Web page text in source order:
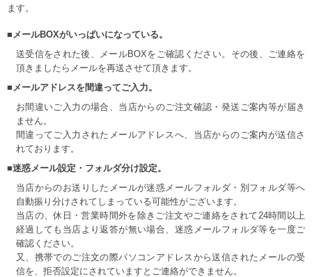
ます。
■メールBOXがいっぱいになっている。
送受信をされた後、メールBOXをご確認ください。その後、ご連絡を
頂きましたらメールを再送させて頂きます。
■メールアドレスを間違ってご入力。
お間違いご入力の場合、当店からのご注文確認・発送ご案内等が届き
ません。
間違ってご入力されたメールアドレスへ、当店からのご案内が送信さ
れております。
■迷惑メール設定・フォルダ分け設定。
当店からのお送りしたメールが迷惑メールフォルダ・別フォルダ等へ
自動振り分けされてしまっている可能性がございます。
当店の、休日・営業時間外を除きご注文やご連絡をされて24時間以上
経過しても当店より返答が無い場合、迷惑メールフォルダ等を一度ご
確認ください。
又、携帯でのご注文の際パソコンアドレスから送信されたメールの受
信を、拒否設定にされていますとご連絡ができません。